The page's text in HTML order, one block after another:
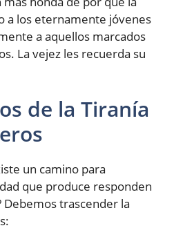
a los eternamente jóvenes
a aquellos marcados
La vejez les recuerda su
de la Tiranía
un camino para
que produce responden
Debemos trascender la